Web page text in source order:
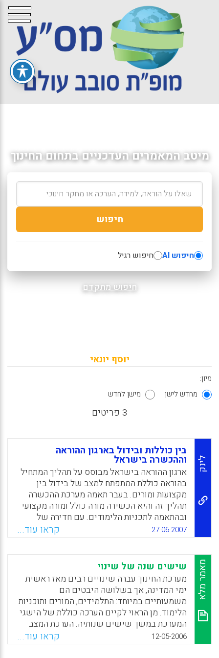
מיטב המאמרים העדכניים בתחום החינוך
חיפוש
חיפוש AI חיפוש רגיל
חיפוש מתקדם
יוסף יונאי
מיון:
מחדש לישן
מישן לחדש
3 פריטים
לינק
בין כוללות ובידול בארגון ההוראה
וההכשרה בישראל
ארגון ההוראה בישראל מבוסס על תהליך המתחיל
בהוראה כוללת המתפתח למצב של בידול בין
מקצועות ומורים. בעבר תאמה מערכת ההכשרה
תהליך זה והיא הכשירה מורה כולל ומורה מקצועי
ובהתאמה לתכניות הלימודים. עם חדירה של
הוראה מקצועית גם לכיתות הגיל הרך שההוראה
בהן כוללת, ההגדרה המחודשת של מקצועות
ההוראה, השינויים במבנה תכניות הלימודים,
העקרונות המתודיים וכדומה מחד גיסא
והאקדמיזציה של המוסדות להכשרת מורים
והדגש הניתן בהן על הקניית הדיסציפלינות –
נוצרת אי התאמה מערכתית בין בית הספר לבין
מוסדות ההכשרה. דילמה זו לא נדונה וגם הוועדות
שטיפלו בשאלת הכשרת המורים לא התייחסו
אליה, במאמר נידונות המשמעויות המערכתיות של
כוללות מכאן ובידול מכאן (יוסף ינאי)
27-06-2007 קראו עוד...
מאמר מלא שישים שנה של שינוי
מערכת החינוך עברה שינויים רבים מאז ראשית
ימי המדינה, אך בשלושה היבטים הם
משמעותיים במיוחד: התלמידים, המורים ותוכניות
הלימוד. מן הראוי לקיים הערכה כוללת של הישגי
המערכת במשך שישים שנותיה. הערכת המצב
מחייבת מענה לשלוש שאלות: האם יש לנו סיבות
טובות להיות מרוצים מהישגיה של מערכת החינוך
12-05-2006 קראו עוד...